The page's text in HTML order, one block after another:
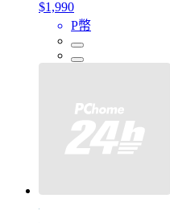
$1,990
P幣